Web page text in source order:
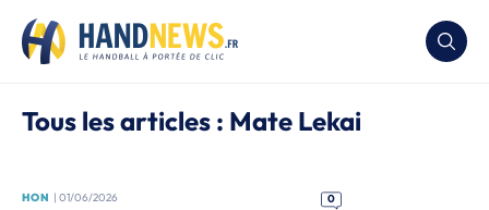
Tous les articles : Mate Lekai
HON | 01/06/2026 0